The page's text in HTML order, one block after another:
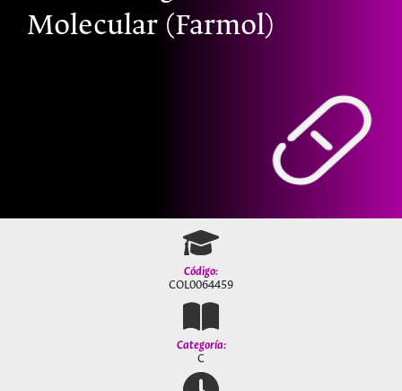
Molecular (Farmol)
Código:
COL0064459
Categoría:
C